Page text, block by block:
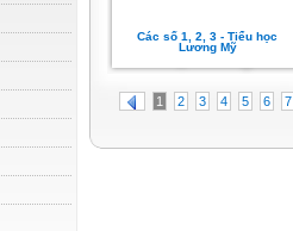
Các số 1, 2, 3 - Tiểu học
Lương Mỹ
1 2 3 4 5 6 7